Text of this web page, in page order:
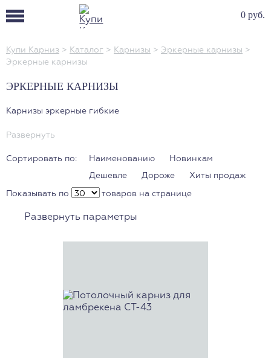
0 руб.
Купи Карниз > Каталог > Карнизы > Эркерные карнизы >
Эркерные карнизы
ЭРКЕРНЫЕ КАРНИЗЫ
Карнизы эркерные гибкие
Развернуть
Сортировать по: Наименованию
Новинкам
Дешевле
Дороже Хиты продаж
Показывать по товаров на странице
Развернуть параметры